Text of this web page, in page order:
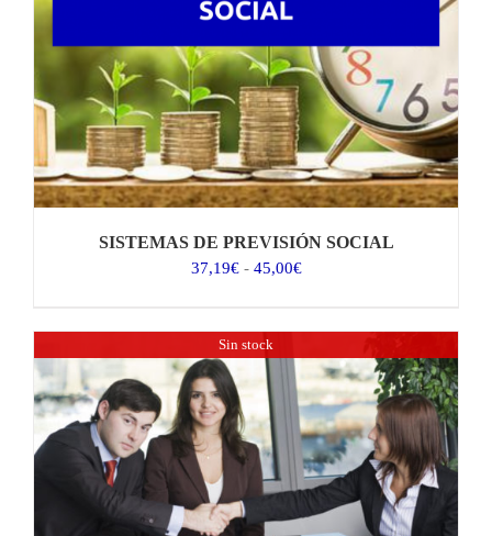
SISTEMAS DE PREVISIÓN SOCIAL
37,19€ - 45,00€Rango
37,19€
hasta
45,00€
Sin stock